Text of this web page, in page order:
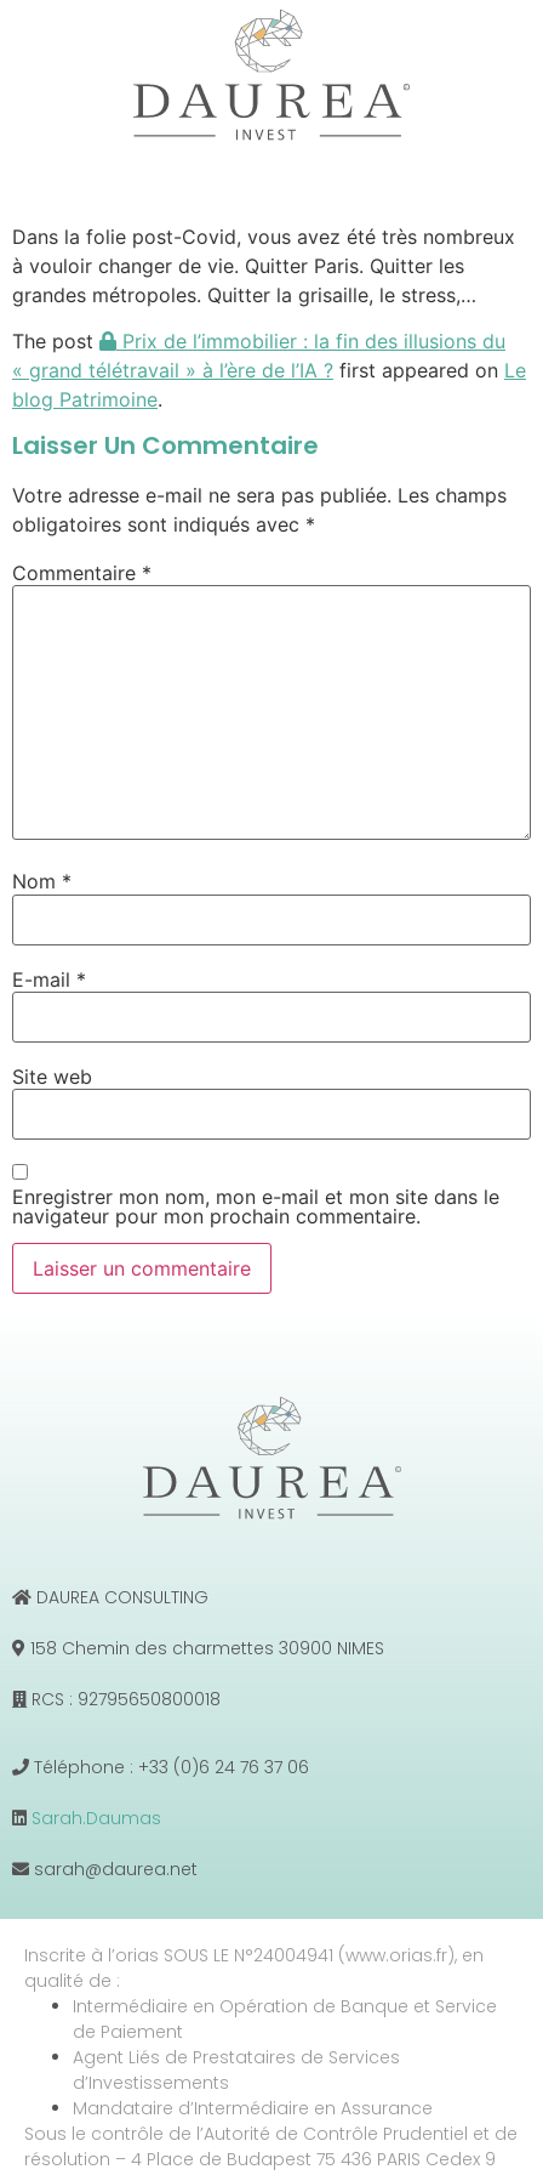
Dans la folie post-Covid, vous avez été très nombreux
à vouloir changer de vie. Quitter Paris. Quitter les
grandes métropoles. Quitter la grisaille, le stress,…
The post
Prix de l’immobilier : la fin des illusions du
« grand télétravail » à l’ère de l’IA ? first appeared on Le
blog Patrimoine.
Laisser Un Commentaire
Votre adresse e-mail ne sera pas publiée. Les champs
obligatoires sont indiqués avec *
Commentaire *
Nom *
E-mail *
Site web
Enregistrer mon nom, mon e-mail et mon site dans le
navigateur pour mon prochain commentaire.
DAUREA CONSULTING
158 Chemin des charmettes 30900 NIMES
RCS : 92795650800018
Téléphone : +33 (0)6 24 76 37 06
Sarah.Daumas
sarah@daurea.net
Inscrite à l’orias SOUS LE N°24004941 (www.orias.fr), en
qualité de :
Intermédiaire en Opération de Banque et Service
de Paiement
Agent Liés de Prestataires de Services
d’Investissements
Mandataire d’Intermédiaire en Assurance
Sous le contrôle de l’Autorité de Contrôle Prudentiel et de
résolution – 4 Place de Budapest 75 436 PARIS Cedex 9